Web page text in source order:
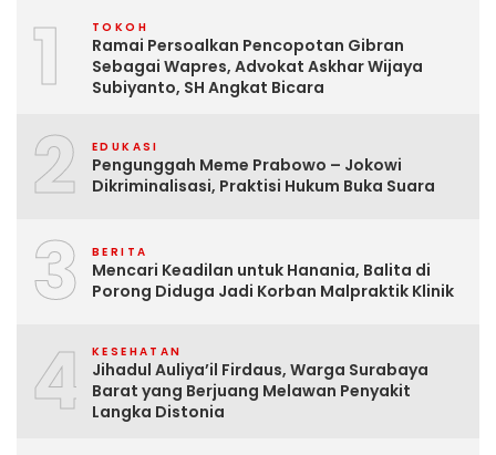
1 TOKOH
Ramai Persoalkan Pencopotan Gibran
Sebagai Wapres, Advokat Askhar Wijaya
Subiyanto, SH Angkat Bicara
2 EDUKASI
Pengunggah Meme Prabowo – Jokowi
Dikriminalisasi, Praktisi Hukum Buka Suara
3 BERITA
Mencari Keadilan untuk Hanania, Balita di
Porong Diduga Jadi Korban Malpraktik Klinik
4 KESEHATAN
Jihadul Auliya’il Firdaus, Warga Surabaya
Barat yang Berjuang Melawan Penyakit
Langka Distonia